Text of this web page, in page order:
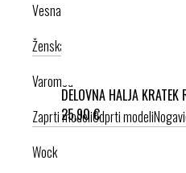
DELOVNA HALJA KRATEK
25,90 €
Vesna anatomic
Ženska kolekcija
Varomed
Zaprti modeliOdprti modeli
Wock